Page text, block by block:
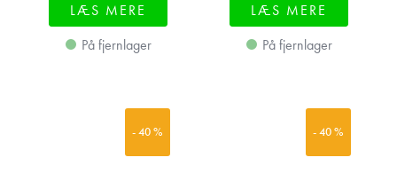
LÆS MERE
På fjernlager
LÆS MERE
På fjernlager
- 40 % - 40 %